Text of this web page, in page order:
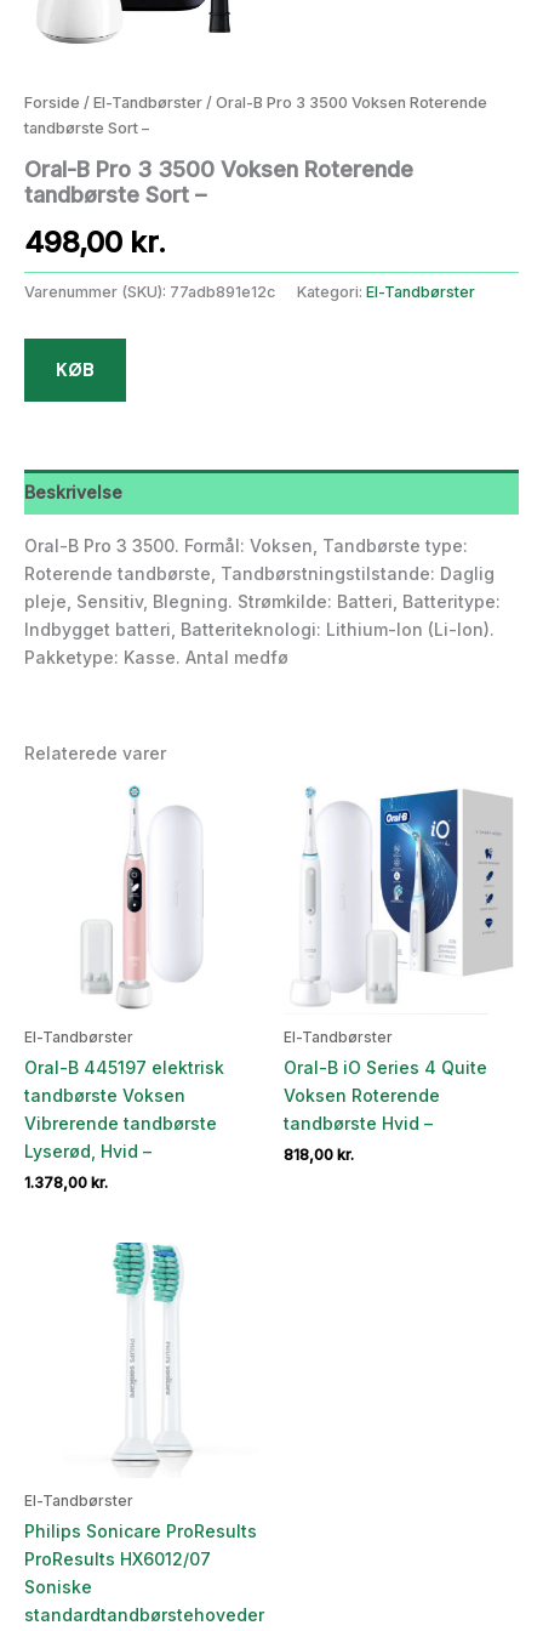
Forside / El-Tandbørster / Oral-B Pro 3 3500 Voksen Roterende
tandbørste Sort –
Oral-B Pro 3 3500 Voksen Roterende
tandbørste Sort –
498,00 kr.
Varenummer (SKU): 77adb891e12c Kategori: El-Tandbørster
KØB
Beskrivelse
Oral-B Pro 3 3500. Formål: Voksen, Tandbørste type:
Roterende tandbørste, Tandbørstningstilstande: Daglig
pleje, Sensitiv, Blegning. Strømkilde: Batteri, Batteritype:
Indbygget batteri, Batteriteknologi: Lithium-Ion (Li-Ion).
Pakketype: Kasse. Antal medfø
Relaterede varer
El-Tandbørster
Oral-B 445197 elektrisk
tandbørste Voksen
Vibrerende tandbørste
Lyserød, Hvid –
1.378,00 kr.
El-Tandbørster
Oral-B iO Series 4 Quite
Voksen Roterende
tandbørste Hvid –
818,00 kr.
El-Tandbørster
Philips Sonicare ProResults
ProResults HX6012/07
Soniske
standardtandbørstehoveder